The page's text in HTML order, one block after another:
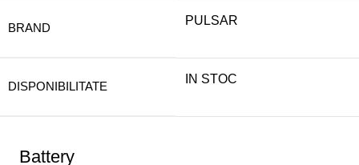
BRAND
PULSAR
DISPONIBILITATE
IN STOC
Battery